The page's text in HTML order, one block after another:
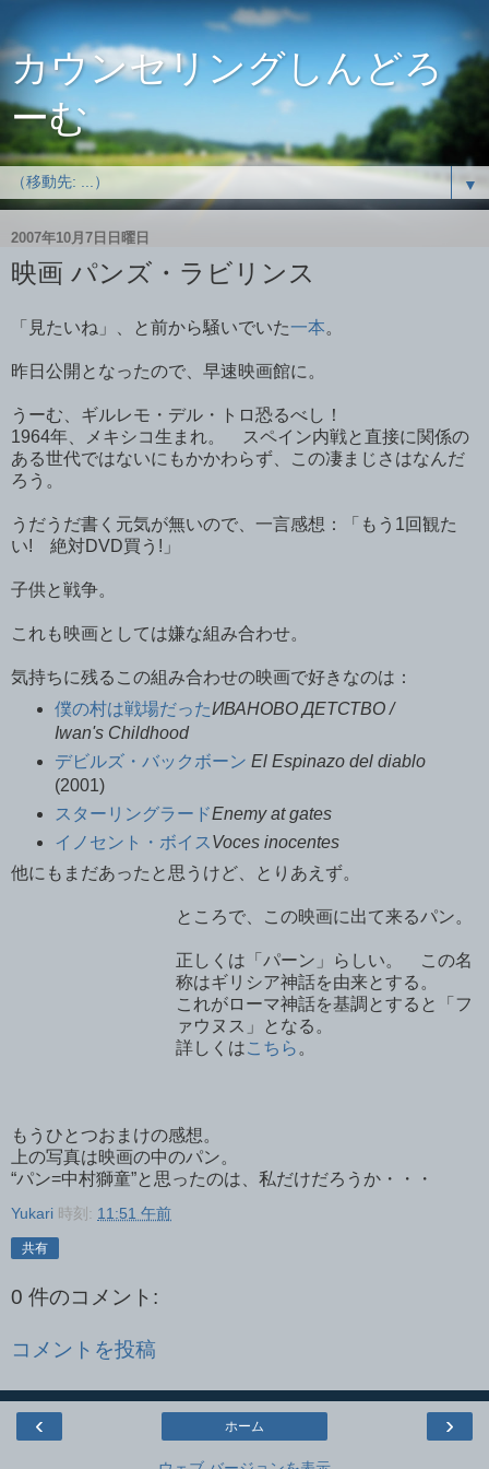
カウンセリングしんどろ
ーむ
▼
2007年10月7日日曜日
映画 パンズ・ラビリンス
「見たいね」、と前から騒いでいた一本。
昨日公開となったので、早速映画館に。
うーむ、ギルレモ・デル・トロ恐るべし！
1964年、メキシコ生まれ。 スペイン内戦と直接に関係の
ある世代ではないにもかかわらず、この凄まじさはなんだ
ろう。
うだうだ書く元気が無いので、一言感想：「もう1回観た
い! 絶対DVD買う!」
子供と戦争。
これも映画としては嫌な組み合わせ。
気持ちに残るこの組み合わせの映画で好きなのは：
僕の村は戦場だったИВАНОВО ДЕТСТВО /
Iwan's Childhood
デビルズ・バックボーン El Espinazo del diablo
(2001)
スターリングラードEnemy at gates
イノセント・ボイス Voces inocentes
他にもまだあったと思うけど、とりあえず。
ところで、この映画に出て来るパン。
正しくは「パーン」らしい。 この名
称はギリシア神話を由来とする。
これがローマ神話を基調とすると「フ
ァウヌス」となる。
詳しくはこちら。
もうひとつおまけの感想。
上の写真は映画の中のパン。
“パン=中村獅童”と思ったのは、私だけだろうか・・・
Yukari 時刻: 11:51 午前
共有
0 件のコメント:
コメントを投稿
‹ ›
ホーム